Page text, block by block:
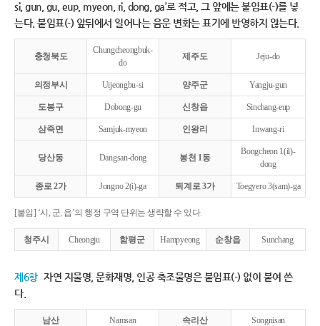
si, gun, gu, eup, myeon, ri, dong, ga’로 적고, 그 앞에는 붙임표(-)를 넣
는다. 붙임표(-) 앞뒤에서 일어나는 음운 변화는 표기에 반영하지 않는다.
충청북도
Chungcheongbuk-
do
제주도 Jeju-do
의정부시 Uijeongbu-si 양주군 Yangju-gun
도봉구 Dobong-gu 신창읍 Sinchang-eup
삼죽면 Samjuk-myeon 인왕리 Inwang-ri
당산동 Dangsan-dong 봉천 1동
Bongcheon 1(il)-
dong
종로 2가 Jongno 2(i)-ga 퇴계로 3가 Toegyero 3(sam)-ga
[붙임] ‘시, 군, 읍’의 행정 구역 단위는 생략할 수 있다.
청주시 Cheongju 함평군 Hampyeong 순창읍 Sunchang
제6항 자연 지물명, 문화재명, 인공 축조물명은 붙임표(-) 없이 붙여 쓴
다.
남산 Namsan 속리산 Songnisan